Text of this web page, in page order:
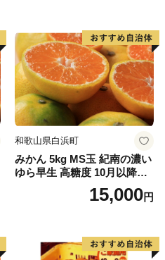
和歌山県白浜町
みかん 5kg MS玉 紀南の濃い
ゆら早生 高糖度 10月以降発
送 マルチ被覆栽培15,000円